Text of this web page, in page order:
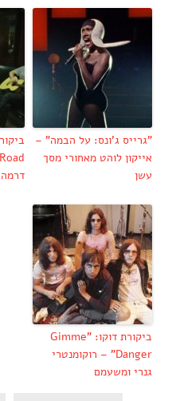
"גרייס ג'ונס: על הבמה" –
אייקון לוהט מאחורי מסך
עשן
דרמה
ביקורת דוקו: "Gimme
Danger" – רוקומנטרי
גנרי ומשעמם